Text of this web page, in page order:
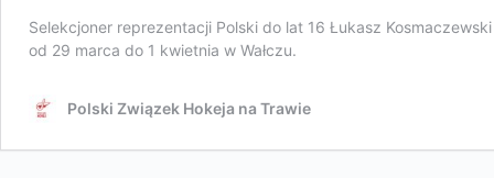
Selekcjoner reprezentacji Polski do lat 16 Łukasz
od 29 marca do 1 kwietnia w Wałczu.
Polski Związek Hokeja na Trawie